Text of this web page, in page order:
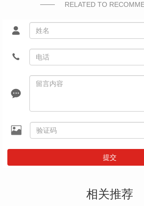
RELATED TO
提交
相关推荐